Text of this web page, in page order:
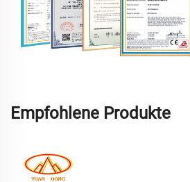
Empfohlene Produkte